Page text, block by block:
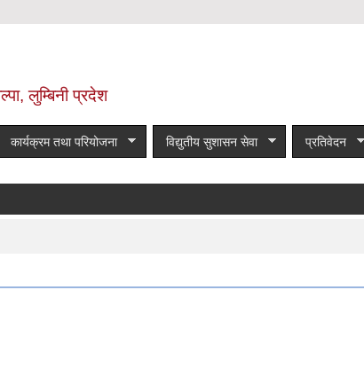
लुम्बिनी प्रदेश
कार्यक्रम तथा परियोजना विद्युतीय सुशासन सेवा प्रतिवेदन